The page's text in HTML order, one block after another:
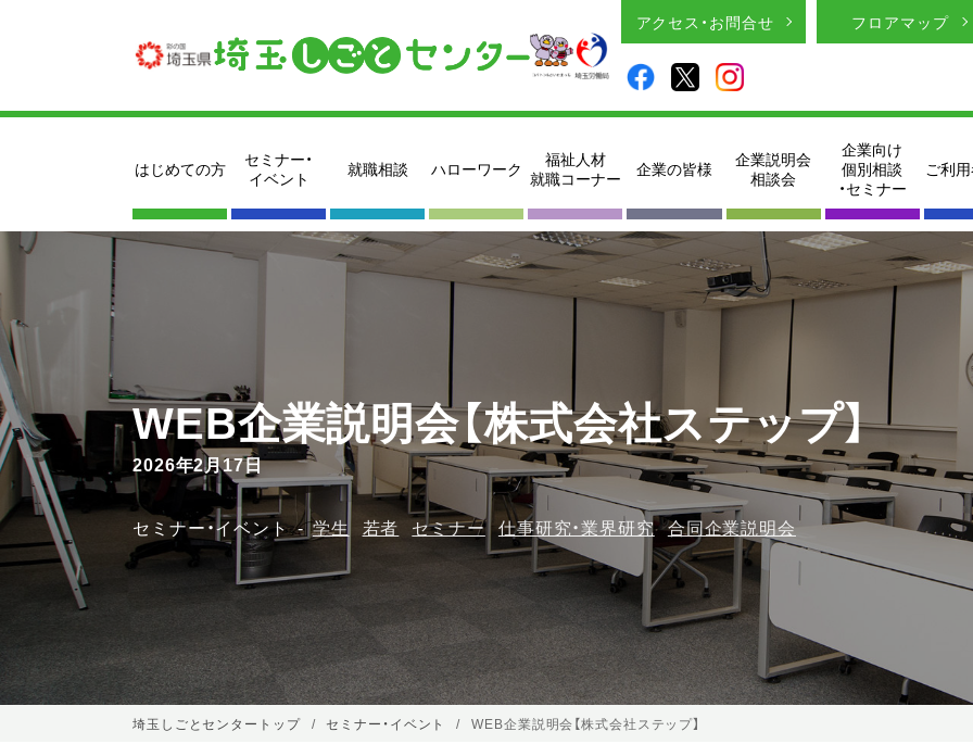
アクセス・お問合せ フロアマップ
はじめての方
セミナー・
イベント
就職相談 ハローワーク
福祉人材
就職コーナー
企業の皆様
企業説明会
相談会
企業向け
個別相談
・セミナー
ご利
WEB企業説明会【株式会社ステップ】
2026年2月17日
セミナー・イベント 学生 若者 セミナー 仕事研究・業界研究 合同企業説明会
埼玉しごとセンタートップ セミナー・イベント WEB企業説明会【株式会社ステップ】